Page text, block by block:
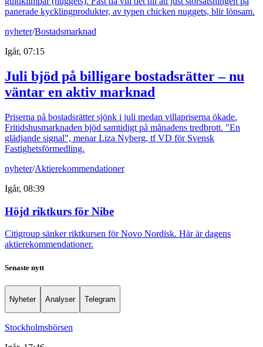
panerade kycklingprodukter, av typen chicken nuggets, blir lönsam.
nyheter/Bostadsmarknad
Igår, 07:15
Juli bjöd på billigare bostadsrätter – nu
väntar en aktiv marknad
Priserna på bostadsrätter sjönk i juli medan villapriserna ökade.
Fritidshusmarknaden bjöd samtidigt på månadens tredbrott. "En
glädjande signal", menar Liza Nyberg, tf VD för Svensk
Fastighetsförmedling.
nyheter/Aktierekommendationer
Igår, 08:39
Höjd riktkurs för Nibe
Citigroup sänker riktkursen för Novo Nordisk. Här är dagens
aktierekommendationer.
Senaste nytt
Nyheter Analyser Telegram
Stockholmsbörsen